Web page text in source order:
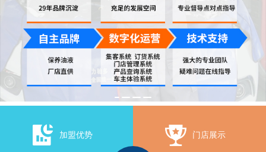
加盟优势 门店展示